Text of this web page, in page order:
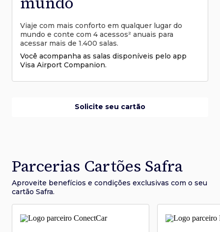
Viaje com mais conforto em qualquer lugar do
mundo e conte com 4 acessos² anuais para
acessar mais de 1.400 salas.
Você acompanha as salas disponíveis pelo app
Visa Airport Companion.
Solicite seu cartão
Parcerias Cartões Safra
Aproveite benefícios e condições exclusivas com o seu
cartão Safra.